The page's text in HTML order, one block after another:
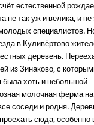
естественной
не так уж и велика, и не
специалистов.
в Куливёртово
деревень.
из Зинаково, с
хоть и небольшой
молочная ферма
соседи и родня.
сюда,